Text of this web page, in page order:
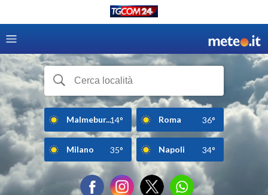
Malmebur...14° Roma 36°
Milano 35° Napoli 34°